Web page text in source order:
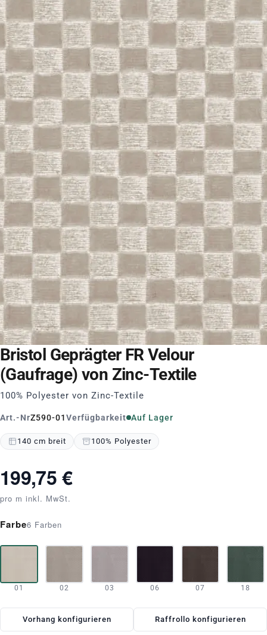
Bristol Geprägter FR Velour
(Gaufrage) von Zinc-Textile
100% Polyester von Zinc-Textile
Art.-NrZ590-01Verfügbarkeit Auf Lager
140 cm breit 100% Polyester
199,75 €
pro m inkl. MwSt.
Farbe6 Farben
01 02 03 06 07 18
Vorhang konfigurieren Raffrollo konfigurieren